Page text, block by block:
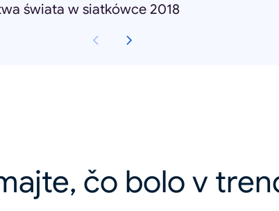
świata w siatkówce 2018
čo bolo v